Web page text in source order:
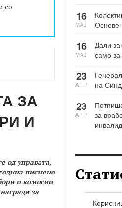
со
ЗА
И
од управата,
писмено
и комисии
за
16
МАЈ
Дали
само за
16
МАЈ
на
23
АПР
за
23
АПР